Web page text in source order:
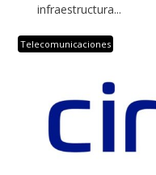
infraestructura...
Telecomunicaciones